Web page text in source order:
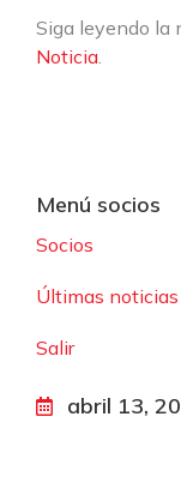
Siga leyendo la
Noticia.
Menú socios
Socios
Últimas noticias
Salir
abril 13,